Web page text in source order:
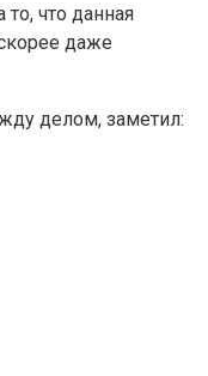
что данная
даже
делом, заметил: